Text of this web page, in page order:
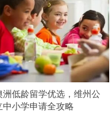
洲低龄留学优选，维州公
中小学申请全攻略